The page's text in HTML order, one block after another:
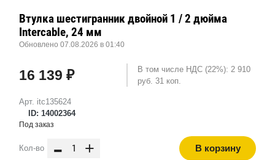
Арт. itc135624
ID: 14002364
Втулка шестигранник двойной 1 / 2 дюйма
Intercable, 24 мм
Обновлено 07.08.2026 в 01:40
16 139 ₽
В том числе НДС (22%): 2 910
руб. 31 коп.
Под заказ
Кол-во - + В корзину